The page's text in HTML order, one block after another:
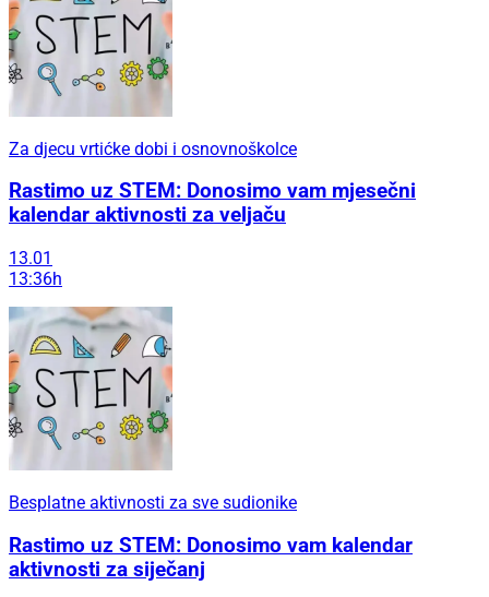
Za djecu vrtićke dobi i osnovnoškolce
Rastimo uz STEM: Donosimo vam mjesečni
kalendar aktivnosti za veljaču
13.01
13:36h
Besplatne aktivnosti za sve sudionike
Rastimo uz STEM: Donosimo vam kalendar
aktivnosti za siječanj